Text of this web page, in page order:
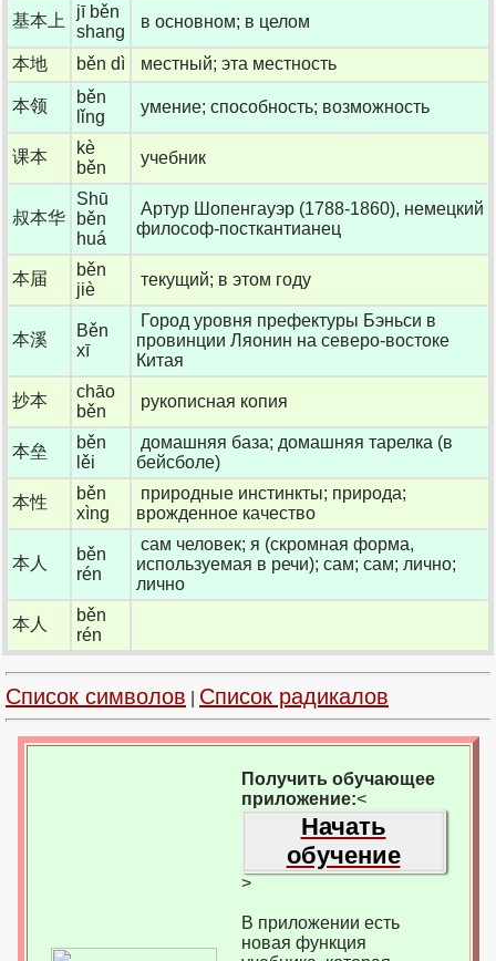
基本上
jī běn
shang
в основном; в целом
本地 běn dì местный; эта местность
本领
běn
lǐng
умение; способность; возможность
课本
kè
běn
учебник
叔本华
Shū
běn
huá
Артур Шопенгауэр (1788-1860), немецкий
философ-посткантианец
本届
běn
jiè
текущий; в этом году
本溪
Běn
xī
Город уровня префектуры Бэньси в
провинции Ляонин на северо-востоке
Китая
抄本
chāo
běn
рукописная копия
本垒
běn
lěi
домашняя база; домашняя тарелка (в
бейсболе)
本性
běn
xìng
природные инстинкты; природа;
врожденное качество
本人
běn
rén
сам человек; я (скромная форма,
используемая в речи); сам; сам; лично;
лично
本人
běn
rén
Список символов Список радикалов
Получить обучающее
приложение:<
Начать
обучение
>
В приложении есть
новая функция